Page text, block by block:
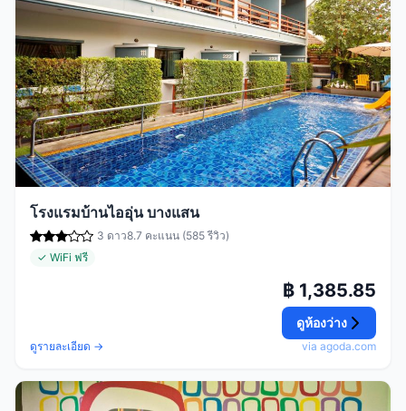
โรงแรมบ้านไออุ่น บางแสน
3 ดาว8.7 คะแนน (585 รีวิว)
✓ WiFi ฟรี
ดูรายละเอียด →
฿ 1,385.85
ดูห้องว่าง
via agoda.com